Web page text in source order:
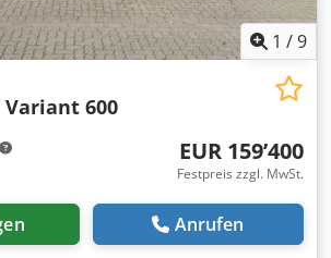
1 /9
Variant 600
EUR 159’400
Festpreis zzgl. MwSt.
Anrufen